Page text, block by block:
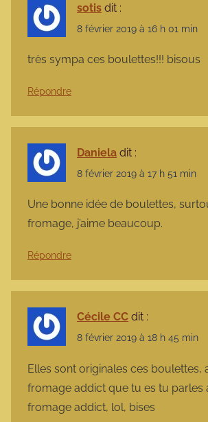
sotis dit :
8 février 2019 à 16 h 01 min
très sympa ces boulettes!!! bisous
Répondre
Daniela dit :
8 février 2019 à 17 h 51 min
Une bonne idée de boulettes,
fromage, j’aime beaucoup.
Répondre
Cécile CC dit :
8 février 2019 à 18 h 45 min
Elles sont originales ces boulettes,
fromage addict que tu es tu parles
fromage addict, lol, bises